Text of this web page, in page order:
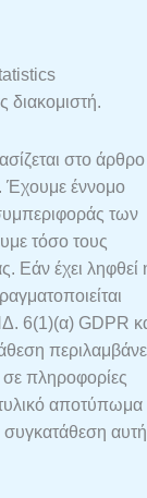
διακομιστή.
στο
Έχουμε έννομο
των
τόσο τους
Εάν έχει ληφθεί
6(1)(α) GDPR
πληροφορίες
αποτύπωμα
αυτή